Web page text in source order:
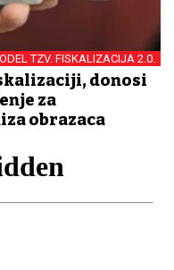
TZV. FISKALIZACIJA 2.0.
donosi
za
obrazaca